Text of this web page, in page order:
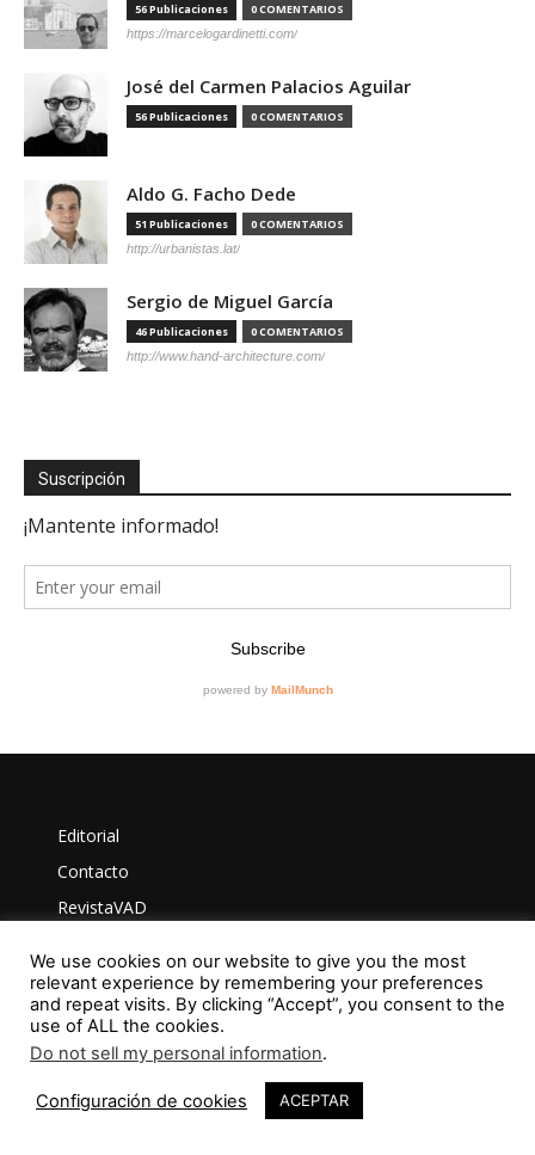
56 Publicaciones 0 COMENTARIOS
https://marcelogardinetti.com/
José del Carmen Palacios Aguilar
56 Publicaciones 0 COMENTARIOS
Aldo G. Facho Dede
51 Publicaciones 0 COMENTARIOS
http://urbanistas.lat/
Sergio de Miguel García
46 Publicaciones 0 COMENTARIOS
http://www.hand-architecture.com/
Suscripción
Editorial
Contacto
RevistaVAD
Aviso Legal
Privacidad
We use cookies on our website to give you the most
relevant experience by remembering your preferences
and repeat visits. By clicking “Accept”, you consent to the
use of ALL the cookies.
Do not sell my personal information.
Configuración de cookies ACEPTAR